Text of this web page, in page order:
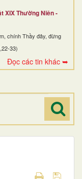
XIX Thường Niên -
chính Thầy đây, đừng
33)
Đọc các tin khác ➥